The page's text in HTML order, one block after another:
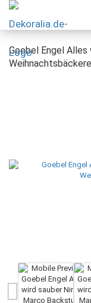
Goebel Engel